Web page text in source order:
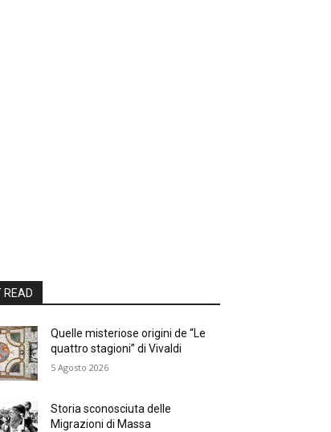
READ
Quelle misteriose origini de “Le
quattro stagioni” di Vivaldi
5 Agosto 2026
Storia sconosciuta delle
Migrazioni di Massa